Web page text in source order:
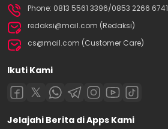
Phone: 0813 5561 3396/0853 2266 6741
redaksi@mail.com (Redaksi)
cs@mail.com (Customer Care)
Ikuti Kami
Jelajahi Berita di Apps Kami